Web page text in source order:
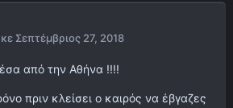
Σεπτέμβριος 27, 2018
από την Αθήνα !!!!
πριν κλείσει ο καιρός να έβγαζες